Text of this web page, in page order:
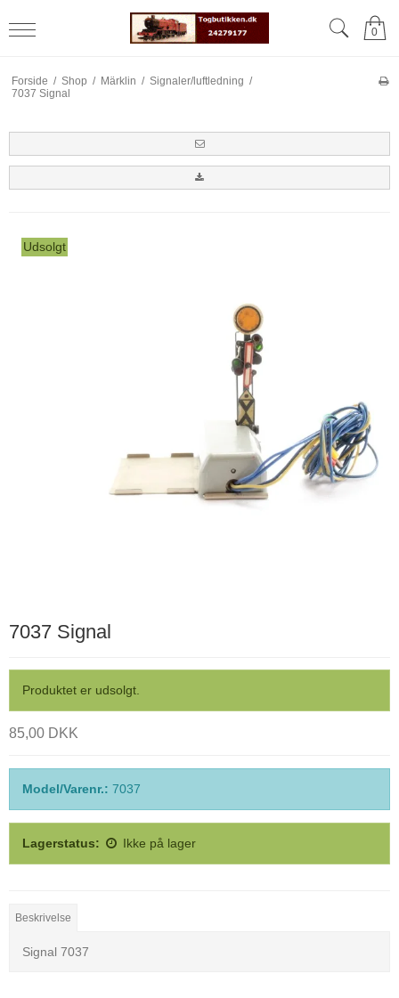
0
Forside / Shop / Märklin / Signaler/luftledning /
7037 Signal
Udsolgt
7037 Signal
Produktet er udsolgt.
85,00 DKK
Model/Varenr.: 7037
Lagerstatus: Ikke på lager
Beskrivelse
Signal 7037